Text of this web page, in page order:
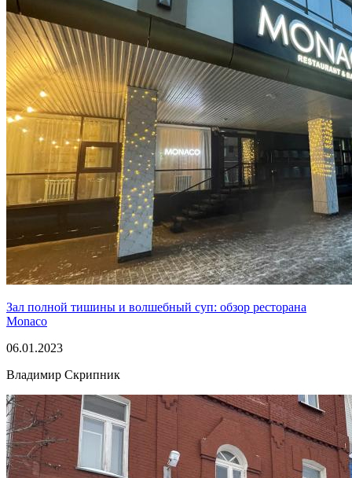
Зал полной тишины и волшебный суп: обзор ресторана
Monaco
06.01.2023
Владимир Скрипник